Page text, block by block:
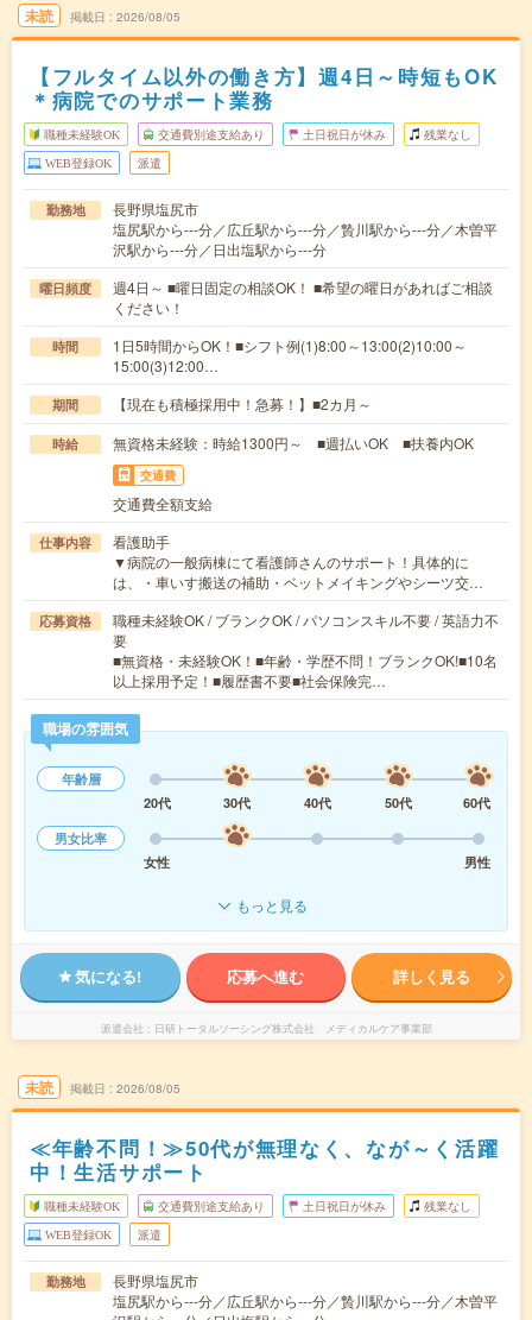
未読 掲載日 2026/08/05
【フルタイム以外の働き方】週4日～時短もOK
＊病院でのサポート業務
職種未経験OK 交通費別途支給あり 土日祝日が休み 残業なし
WEB登録OK 派遣
勤務地
長野県塩尻市
塩尻駅から---分／広丘駅から---分／贄川駅から---分／木曽平
沢駅から---分／日出塩駅から---分
曜日頻度
週4日～ ■曜日固定の相談OK！ ■希望の曜日があればご相談
ください！
時間
1日5時間からOK！■シフト例(1)8:00～13:00(2)10:00～
15:00(3)12:00…
期間 【現在も積極採用中！急募！】■2カ月～
時給 無資格未経験：時給1300円～ ■週払いOK ■扶養内OK
交通費
交通費全額支給
仕事内容
看護助手
▼病院の一般病棟にて看護師さんのサポート！具体的に
は、・車いす搬送の補助・ベットメイキングやシーツ交…
応募資格
職種未経験OK / ブランクOK / パソコンスキル不要 / 英語力不
要
■無資格・未経験OK！■年齢・学歴不問！ブランクOK!■10名
以上採用予定！■履歴書不要■社会保険完…
職場の雰囲気
年齢層
20代
30代 40代 50代
60代
男女比率
女性
男性
もっと見る
気になる! 応募へ進む 詳しく見る
派遣会社 日研トータルソーシング株式会社 メディカルケア事業部
未読 掲載日 2026/08/05
≪年齢不問！≫50代が無理なく、なが～く活躍
中！生活サポート
職種未経験OK 交通費別途支給あり 土日祝日が休み 残業なし
WEB登録OK 派遣
勤務地
長野県塩尻市
塩尻駅から---分／広丘駅から---分／贄川駅から---分／木曽平